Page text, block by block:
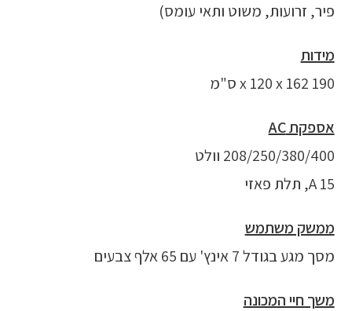
פיר, זרועות, משוט ותאי עומס)
מידות
190 x 120 x 162 ס"מ
אספקתAC
208/250/380/400 וולט
15 A, תלת פאזי
ממשק משתמש
מסך מגע בגודל 7 אינץ' עם 65 אלף צבעים
משך חיי המכונה